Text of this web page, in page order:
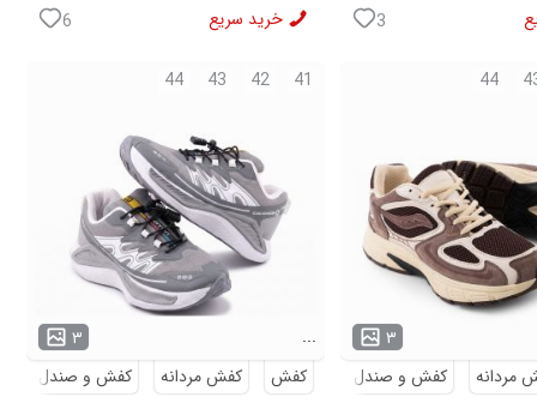
3 خرید سریع 6
44
۳
مردانه
کفش و صندل
41
42
43
44
۳
...
کفش
کفش مردانه
کفش و صندل